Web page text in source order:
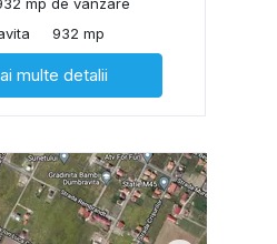
932 mp
multe detalii